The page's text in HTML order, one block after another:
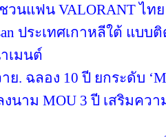
ชวนแฟน VALORANT ไ
ประเทศเกาหลีใต้ แ
เมนต์
ย. ฉลอง 10 ปี ยกระดับ
นาม MOU 3 ปี เสริมคว